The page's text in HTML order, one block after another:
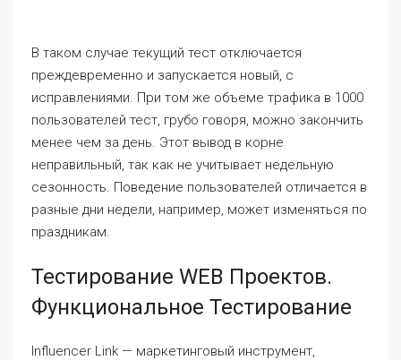
В таком случае текущий тест отключается
преждевременно и запускается новый, с
исправлениями. При том же объеме трафика в 1000
пользователей тест, грубо говоря, можно закончить
менее чем за день. Этот вывод в корне
неправильный, так как не учитывает недельную
сезонность. Поведение пользователей отличается в
разные дни недели, например, может изменяться по
праздникам.
Тестирование WEB Проектов.
Функциональное Тестирование
Influencer Link — маркетинговый инструмент,